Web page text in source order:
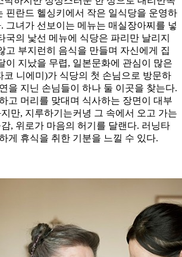
핀란드 헬싱키에서 작은 일식당을 운영하
그녀가 선보이는 메뉴는 매실장아찌를 넣
국의 낯선 메뉴에 식당은 파리만 날리지
고 부지런히 음식을 만들며 자신에게 집
이 지났을 무렵, 일본문화에 관심이 많은
코 니에미)가 식당의 첫 손님으로 방문하
을 지닌 손님들이 하나 둘 이곳을 찾는다.
고 머리를 맞대며 식사하는 장면이 대부
만, 지루하기는커녕 그 속에서 오고 가는
, 위로가 마음의 허기를 달랜다. 러닝타
게 휴식을 취한 기분을 느낄 수 있다.